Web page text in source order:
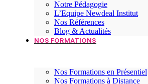
Notre Pédagogie
L’Equipe Newdeal Institut
Nos Références
Blog & Actualités
NOS FORMATIONS
Nos Formations en Présentiel
Nos Formations à Distance